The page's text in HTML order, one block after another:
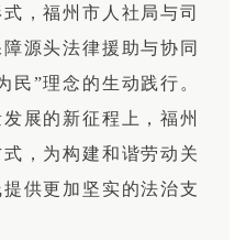
，福州市人社局与司
源头法律援助与协同
民”理念的生动践行。
展的新征程上，福州
，为构建和谐劳动关
供更加坚实的法治支